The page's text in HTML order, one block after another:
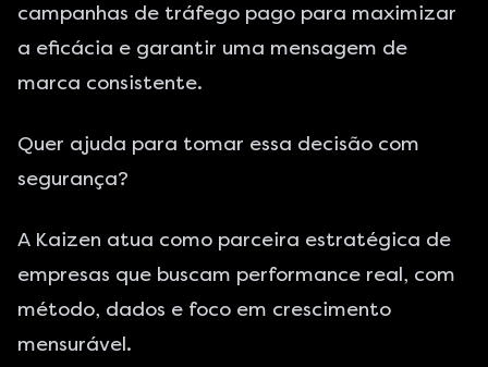
campanhas de tráfego pago para maximizar
a eficácia e garantir uma mensagem de
marca consistente.
Quer ajuda para tomar essa decisão com
segurança?
A Kaizen atua como parceira estratégica de
empresas que buscam performance real, com
método, dados e foco em crescimento
mensurável.